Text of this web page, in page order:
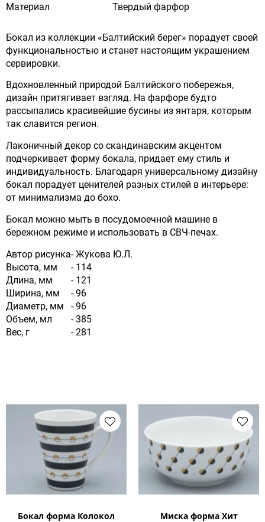
Материал Твердый фарфор
Бокал из коллекции «Балтийский берег» порадует своей
функциональностью и станет настоящим украшением
сервировки.
Вдохновленный природой Балтийского побережья,
дизайн притягивает взгляд. На фарфоре будто
рассыпались красивейшие бусины из янтаря, которым
так славится регион.
Лаконичный декор со скандинавским акцентом
подчеркивает форму бокала, придает ему стиль и
индивидуальность. Благодаря универсальному дизайну
бокал порадует ценителей разных стилей в интерьере:
от минимализма до бохо.
Бокал можно мыть в посудомоечной машине в
бережном режиме и использовать в СВЧ-печах.
Автор рисунка- Жукова Ю.Л.
Высота, мм
- 114
Длина, мм
- 121
Ширина, мм
- 96
Диаметр, мм
- 96
Объем, мл
- 385
Вес, г
- 281
Бокал форма Колокол
Миска форма Хит